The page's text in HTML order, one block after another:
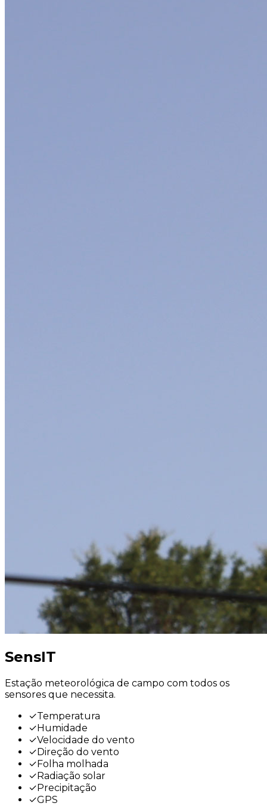
SensIT
Estação meteorológica de campo com todos os
sensores que necessita.
✓Temperatura
✓Humidade
✓Velocidade do vento
✓Direção do vento
✓Folha molhada
✓Radiação solar
✓Precipitação
✓GPS